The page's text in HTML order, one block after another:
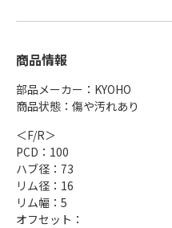
商品情報
部品メーカー：KYOHO
商品状態：傷や汚れあり
＜F/R＞
PCD：100
ハブ径：73
リム径：16
リム幅：5
オフセット：